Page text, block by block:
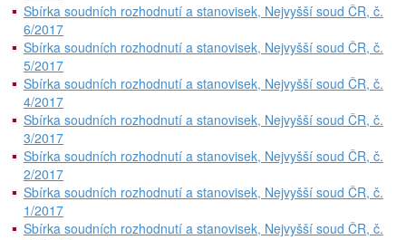
Sbírka soudních rozhodnutí a stanovisek, Nejvyšší soud ČR, č.
6/2017
Sbírka soudních rozhodnutí a stanovisek, Nejvyšší soud ČR, č.
5/2017
Sbírka soudních rozhodnutí a stanovisek, Nejvyšší soud ČR, č.
4/2017
Sbírka soudních rozhodnutí a stanovisek, Nejvyšší soud ČR, č.
3/2017
Sbírka soudních rozhodnutí a stanovisek, Nejvyšší soud ČR, č.
2/2017
Sbírka soudních rozhodnutí a stanovisek, Nejvyšší soud ČR, č.
1/2017
Sbírka soudních rozhodnutí a stanovisek, Nejvyšší soud ČR, č.